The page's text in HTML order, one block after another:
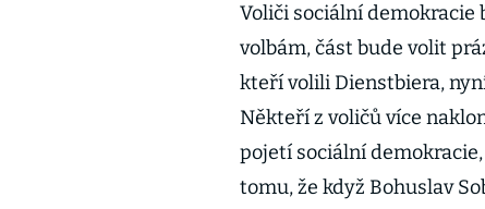
Voliči sociální demokracie
volbám, část bude volit
kteří volili Dienstbiera,
Někteří z voličů více
pojetí sociální
tomu, že když Bohuslav